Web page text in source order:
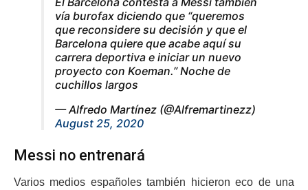
vía burofax diciendo que “queremos
que reconsidere su decisión y que el
Barcelona quiere que acabe aquí su
carrera deportiva e iniciar un nuevo
proyecto con Koeman.” Noche de
cuchillos largos
— Alfredo Martínez (@Alfremartinezz)
August 25, 2020
Messi no entrenará
Varios medios españoles también hicieron eco de una